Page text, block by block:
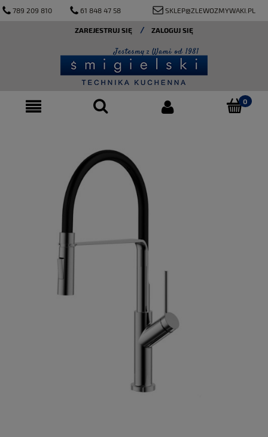
789 209 810 61 848 47 58 SKLEP@ZLEWOZMYWAKI.PL
ZAREJESTRUJ SIĘ ZALOGUJ SIĘ